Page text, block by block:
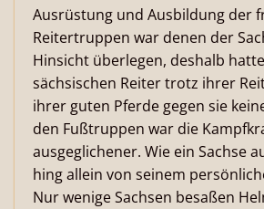
Ausrüstung und Ausbildung der
Reitertruppen war denen der
Hinsicht überlegen, deshalb
sächsischen Reiter trotz ihrer
ihrer guten Pferde gegen sie
den Fußtruppen war die
ausgeglichener. Wie ein Sachse
hing allein von seinem
Nur wenige Sachsen besaßen